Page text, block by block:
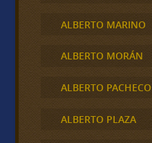
ALBERTO MARINO
ALBERTO MORÁN
ALBERTO PACHECO
ALBERTO PLAZA